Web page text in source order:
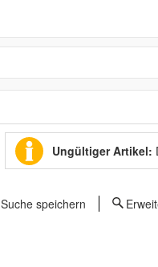
Ungültiger Artikel:
Suche speichern